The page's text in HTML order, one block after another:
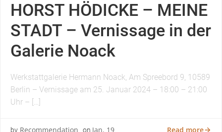
HORST HÖDICKE – MEINE
STADT – Vernissage in der
Galerie Noack
Werkstattgalerie Hermann Noack, Am Spreebord 9, 10589
Berlin – Vernissage am 25. Januar 2024 – 18:00 – 21:00
Uhr – […]
by Recommendation on Jan. 19 Read more